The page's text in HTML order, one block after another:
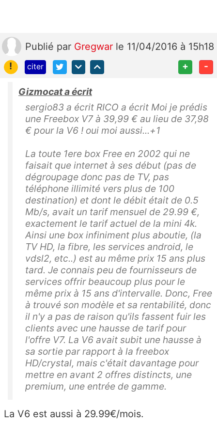
Publié par Gregwar le 11/04/2016 à 15h18
!
citer + -
Gizmocat a écrit
sergio83 a écrit RICO a écrit Moi je prédis
une Freebox V7 à 39,99 € au lieu de 37,98
€ pour la V6 ! oui moi aussi...+1
La toute 1ere box Free en 2002 qui ne
faisait que internet à ses début (pas de
dégroupage donc pas de TV, pas
téléphone illimité vers plus de 100
destination) et dont le débit était de 0.5
Mb/s, avait un tarif mensuel de 29.99 €,
exactement le tarif actuel de la mini 4k.
Ainsi une box infiniment plus aboutie, (la
TV HD, la fibre, les services android, le
vdsl2, etc..) est au même prix 15 ans plus
tard. Je connais peu de fournisseurs de
services offrir beaucoup plus pour le
même prix à 15 ans d'intervalle. Donc, Free
à trouvé son modèle et sa rentabilité, donc
il n'y a pas de raison qu'ils fassent fuir les
clients avec une hausse de tarif pour
l'offre V7. La V6 avait subit une hausse à
sa sortie par rapport à la freebox
HD/crystal, mais c'était davantage pour
mettre en avant 2 offres distincts, une
premium, une entrée de gamme.
La V6 est aussi à 29.99€/mois.